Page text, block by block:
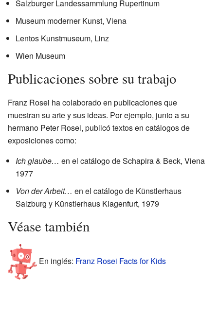
Salzburger Landessammlung Rupertinum
Museum moderner Kunst, Viena
Lentos Kunstmuseum, Linz
Wien Museum
Publicaciones sobre su trabajo
Franz Rosei ha colaborado en publicaciones que
muestran su arte y sus ideas. Por ejemplo, junto a su
hermano Peter Rosei, publicó textos en catálogos de
exposiciones como:
Ich glaube… en el catálogo de Schapira & Beck, Viena
1977
Von der Arbeit… en el catálogo de Künstlerhaus
Salzburg y Künstlerhaus Klagenfurt, 1979
Véase también
En inglés: Franz Rosei Facts for Kids